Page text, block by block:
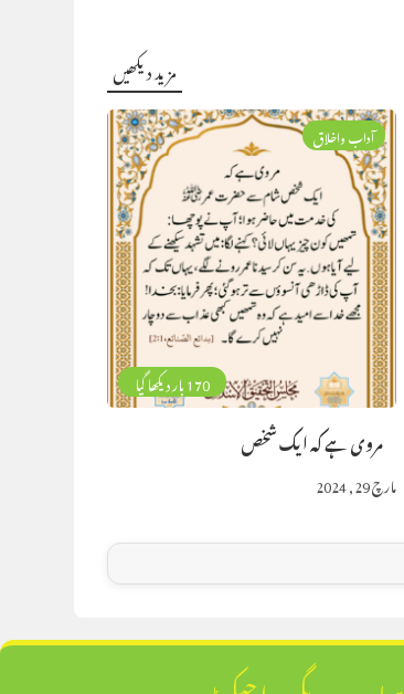
مزید دیکھیں
170 بار دیکھا گیا
آداب واخلاق
مروی ہے کہ ایک شخص
مارچ 29, 2024